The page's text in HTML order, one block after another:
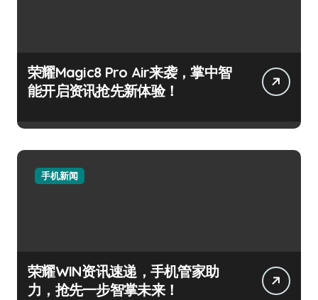
荣耀Magic8 Pro Air来袭，掌中智
能开启资讯抢先新体验！
手机新闻
荣耀WIN资讯速递，手机管家助
力，抢先一步智掌未来！